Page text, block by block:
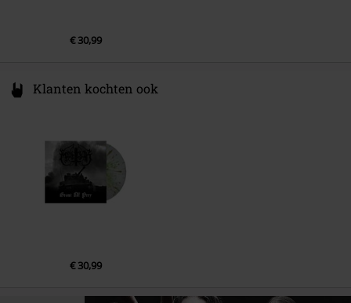
€ 30,99
Klanten kochten ook
€ 30,99